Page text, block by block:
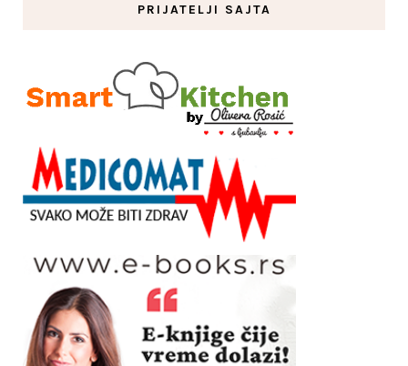
PRIJATELJI SAJTA